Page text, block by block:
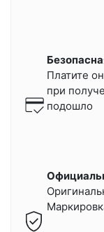
Платите
при
подошло